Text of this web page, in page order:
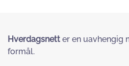
Hverdagsnett er en uavhengig
formål.